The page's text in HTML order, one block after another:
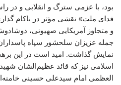
بود، با عزمی سترگ و انقلابی و در
فدای ملت» نقشی مؤثر در ناکام
و متجاوز آمریکایی صهیونی،
جمله عزیزان سلحشور سپاه
نمایش گذاشت. امید است در این
اسلامی نیز که قائد عظیم‌الشان
العظمی‌ امام سیدعلی حسینی